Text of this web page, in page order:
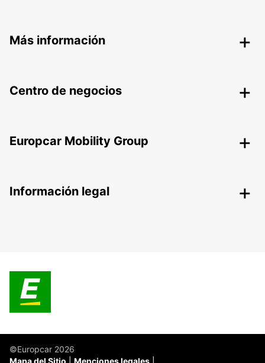
Más información
Centro de negocios
Europcar Mobility Group
Información legal
©Europcar 2026